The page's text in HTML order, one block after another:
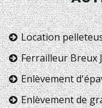
Location
Ferrailleur Breux
Enlèvement
Enlèvement de